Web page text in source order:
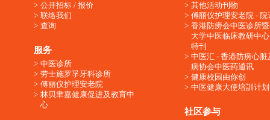
公开招标 / 报价
联络我们
查询
服务
中医诊所
劳士施罗孚牙科诊所
傅丽仪护理安老院
林贝聿嘉健康促进及教育中
心
其他活动刊物
傅丽仪护理安老院 - 院
香港防痨会中医诊所
大学中医临床教研中
特刊
中医汇 - 香港防痨心脏
病协会中医药通讯
健康校园由你创
中医健康大使培訓计划
社区参与